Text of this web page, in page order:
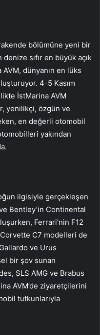
bölümüne yeni bir
denize sıfır en büyük açık
dünyanın en lüks
4-5 Kasım
İstMarina AVM
yenilikçi, özgün ve
en değerli otomobil
yakından
ilgisiyle gerçekleşen
Bentley’in Continental
Ferrari’nin F12
C7 modelleri de
ve Urus
bir şov sunan
SLS AMG ve Brabus
AVM’de ziyaretçilerini
tutkunlarıyla